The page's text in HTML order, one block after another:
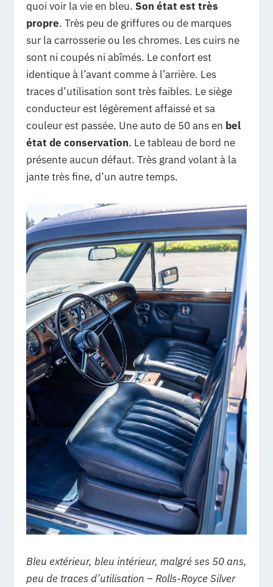
quoi voir la vie en bleu. Son état est très
propre. Très peu de griffures ou de marques
sur la carrosserie ou les chromes. Les cuirs ne
sont ni coupés ni abîmés. Le confort est
identique à l’avant comme à l’arrière. Les
traces d’utilisation sont très faibles. Le siège
conducteur est légèrement affaissé et sa
couleur est passée. Une auto de 50 ans en bel
état de conservation. Le tableau de bord ne
présente aucun défaut. Très grand volant à la
jante très fine, d’un autre temps.
Bleu extérieur, bleu intérieur, malgré ses 50 ans,
peu de traces d’utilisation – Rolls-Royce Silver